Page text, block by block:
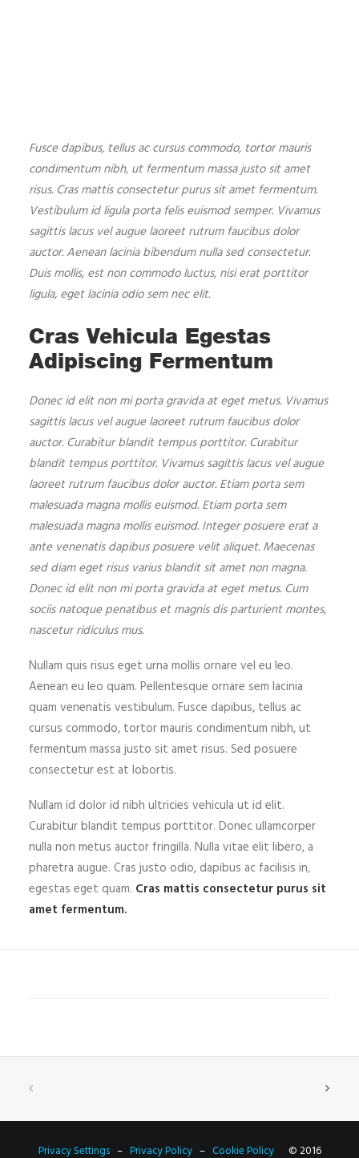
Fusce dapibus, tellus ac cursus commodo, tortor mauris
condimentum nibh, ut fermentum massa justo sit amet
risus. Cras mattis consectetur purus sit amet fermentum.
Vestibulum id ligula porta felis euismod semper. Vivamus
sagittis lacus vel augue laoreet rutrum faucibus dolor
auctor. Aenean lacinia bibendum nulla sed consectetur.
Duis mollis, est non commodo luctus, nisi erat porttitor
ligula, eget lacinia odio sem nec elit.
Cras Vehicula Egestas
Adipiscing Fermentum
Donec id elit non mi porta gravida at eget metus. Vivamus
sagittis lacus vel augue laoreet rutrum faucibus dolor
auctor. Curabitur blandit tempus porttitor. Curabitur
blandit tempus porttitor. Vivamus sagittis lacus vel augue
laoreet rutrum faucibus dolor auctor. Etiam porta sem
malesuada magna mollis euismod. Etiam porta sem
malesuada magna mollis euismod. Integer posuere erat a
ante venenatis dapibus posuere velit aliquet. Maecenas
sed diam eget risus varius blandit sit amet non magna.
Donec id elit non mi porta gravida at eget metus. Cum
sociis natoque penatibus et magnis dis parturient montes,
nascetur ridiculus mus.
Nullam quis risus eget urna mollis ornare vel eu leo.
Aenean eu leo quam. Pellentesque ornare sem lacinia
quam venenatis vestibulum. Fusce dapibus, tellus ac
cursus commodo, tortor mauris condimentum nibh, ut
fermentum massa justo sit amet risus. Sed posuere
consectetur est at lobortis.
Nullam id dolor id nibh ultricies vehicula ut id elit.
Curabitur blandit tempus porttitor. Donec ullamcorper
nulla non metus auctor fringilla. Nulla vitae elit libero, a
pharetra augue. Cras justo odio, dapibus ac facilisis in,
egestas eget quam. Cras mattis consectetur purus sit
amet fermentum.
Privacy Settings– Privacy Policy– Cookie Policy© 2016